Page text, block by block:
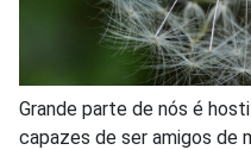
Grande parte de nós é
capazes de ser amigos de